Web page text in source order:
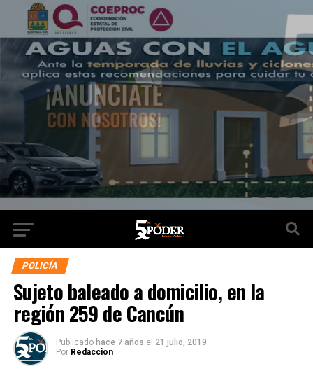
POLICÍA
Sujeto baleado a domicilio, en la
región 259 de Cancún
Publicado hace 7 años el 21 julio, 2019
Por Redaccion